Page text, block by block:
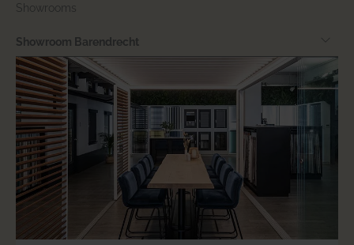
Showrooms
Showroom Barendrecht